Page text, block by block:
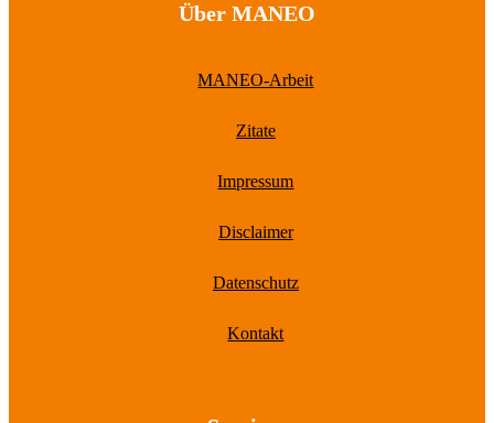
Über MANEO
MANEO-Arbeit
Zitate
Impressum
Disclaimer
Datenschutz
Kontakt